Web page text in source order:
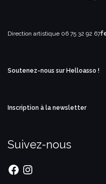
Direction artistique 06 75 32 92 67
Soutenez-nous sur Helloasso !
Inscription à la newsletter
Suivez-nous
FacebookInstagram